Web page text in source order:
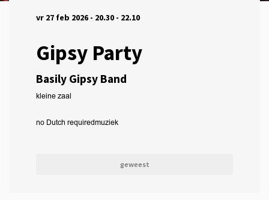
Gipsy Party
Basily Gipsy Band
vr 27 feb 2026 - 20.30 - 22.10
kleine zaal
no Dutch requiredmuziek
geweest